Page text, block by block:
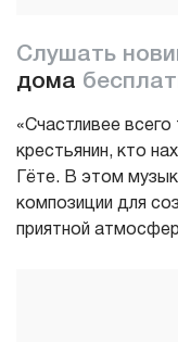
Слушать
дома
«Счастливее
крестьянин, кто
Гёте. В этом
композиции для
приятной